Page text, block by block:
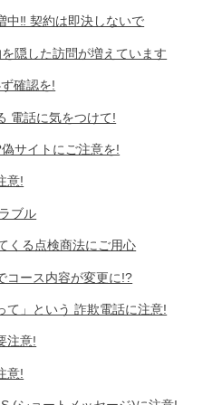
中‼ 契約は即決しないで
隠した訪問が増えています
確認を!
電話に気をつけて!
サイトにご注意を!
意!
ブル
くる点検商法にご用心
コース内容が変更に!?
て」という 詐欺電話に注意!
注意!
意!